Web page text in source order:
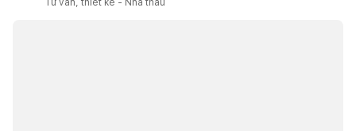
Tư vấn, thiết kế - Nhà thầu